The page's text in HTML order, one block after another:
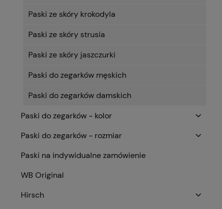
Paski ze skóry krokodyla
Paski ze skóry strusia
Paski ze skóry jaszczurki
Paski do zegarków męskich
Paski do zegarków damskich
Paski do zegarków - kolor
Paski do zegarków - rozmiar
Paski na indywidualne zamówienie
WB Original
Hirsch